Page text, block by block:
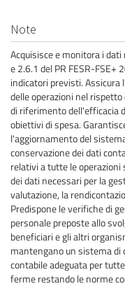
Note
Acquisisce e monitora i
e 2.6.1 del PR FESR-
indicatori previsti.
delle operazioni nel
di riferimento dell'efficacia
obiettivi di spesa.
l'aggiornamento del
conservazione dei dati
relativi a tutte le operazioni
dei dati necessari per la
valutazione, la
Predispone le verifiche di
personale preposte allo
beneficiari e gli altri
mantengano un sistema di
contabile adeguata per
ferme restando le norme